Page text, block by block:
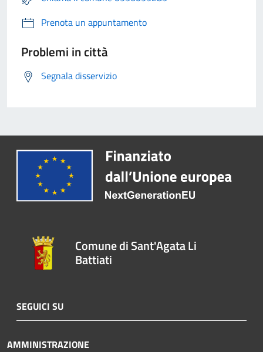
Prenota un appuntamento
Problemi in città
Segnala disservizio
Comune di Sant'Agata Li
Battiati
SEGUICI SU
AMMINISTRAZIONE